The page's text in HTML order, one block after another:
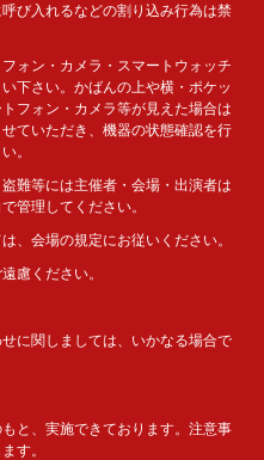
び入れるなどの割り込み行為は禁
ォン・カメラ・スマートウォッチ
下さい。かばんの上や横・ポケッ
フォン・カメラ等が見えた場合は
ていただき、機器の状態確認を行
。
難等には主催者・会場・出演者は
管理してください。
、会場の規定にお従いください。
慮ください。
に関しましては、いかなる場合で
と、実施できております。注意事
す。